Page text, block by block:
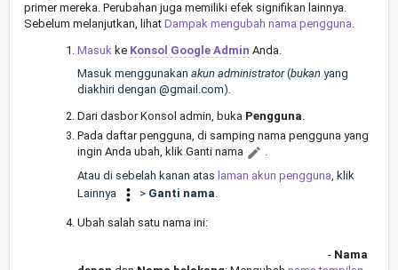
primer mereka. Perubahan juga memiliki efek signifikan lainnya.
Sebelum melanjutkan, lihat Dampak mengubah nama pengguna.
Masuk ke Konsol Google Admin Anda.
Masuk menggunakan akun administrator(bukan yang
diakhiri dengan @gmail.com).
Dari dasbor Konsol admin, buka Pengguna.
Pada daftar pengguna, di samping nama pengguna yang
ingin Anda ubah, klik Ganti nama
.
Atau di sebelah kanan atas laman akun pengguna , klik
Lainnya
> Ganti nama
Ubah salah satu nama ini:
- Nama